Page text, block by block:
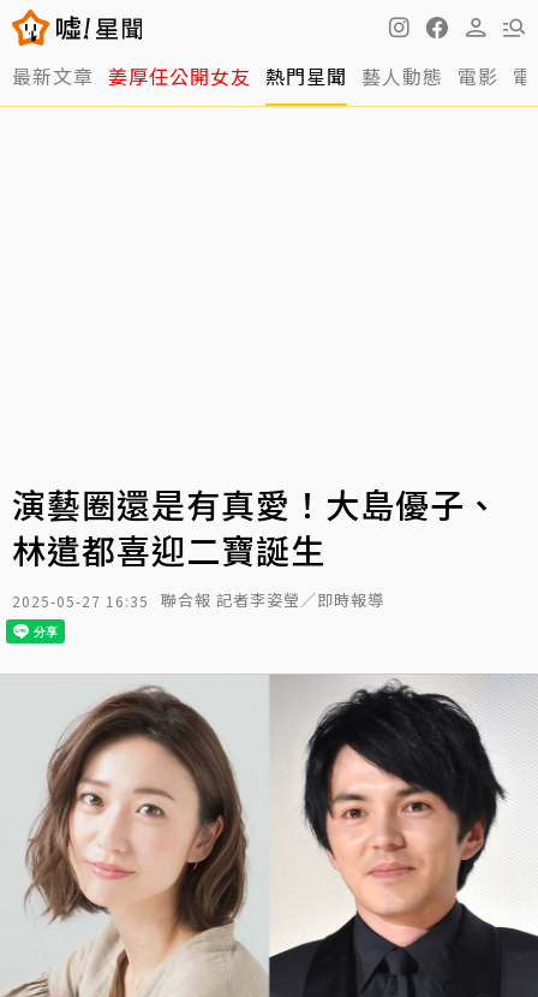
最新文章 姜厚任公開女友 熱門星聞 藝人動態 電影
演藝圈還是有真愛！大島優子、
林遣都喜迎二寶誕生
2025-05-27 16:35 聯合報 記者李姿瑩／即時報導